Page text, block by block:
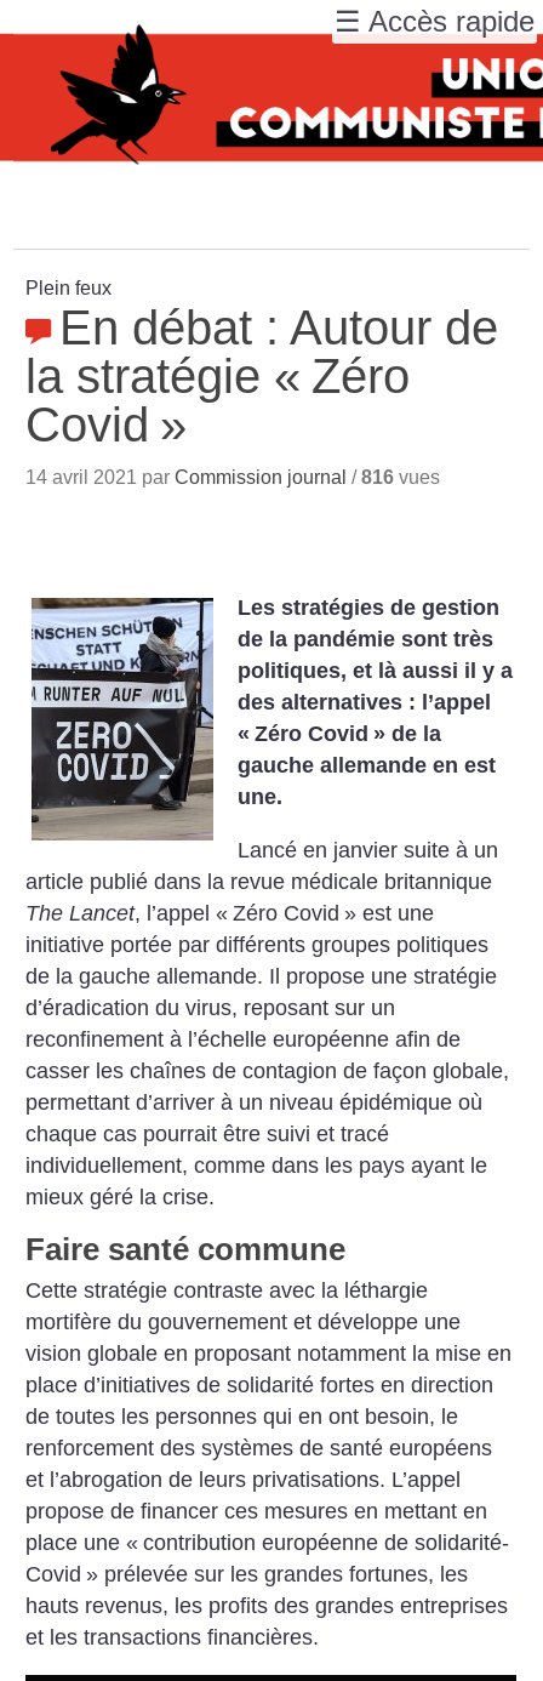
Plein feux
En débat : Autour de
la stratégie « Zéro
Covid »
14 avril 2021 parCommission journal /816 vues
Les stratégies de gestion
de la pandémie sont très
politiques, et là aussi il y a
des alternatives : l’appel
« Zéro Covid » de la
gauche allemande en est
une.
Lancé en janvier suite à un
article publié dans la revue médicale britannique
The Lancet, l’appel « Zéro Covid » est une
initiative portée par différents groupes politiques
de la gauche allemande. Il propose une stratégie
d’éradication du virus, reposant sur un
reconfinement à l’échelle européenne afin de
casser les chaînes de contagion de façon globale,
permettant d’arriver à un niveau épidémique où
chaque cas pourrait être suivi et tracé
individuellement, comme dans les pays ayant le
mieux géré la crise.
Faire santé commune
Cette stratégie contraste avec la léthargie
mortifère du gouvernement et développe une
vision globale en proposant notamment la mise en
place d’initiatives de solidarité fortes en direction
de toutes les personnes qui en ont besoin, le
renforcement des systèmes de santé européens
et l’abrogation de leurs privatisations. L’appel
propose de financer ces mesures en mettant en
place une « contribution européenne de solidarité-
Covid » prélevée sur les grandes fortunes, les
hauts revenus, les profits des grandes entreprises
et les transactions financières.
☰ Accès rapide